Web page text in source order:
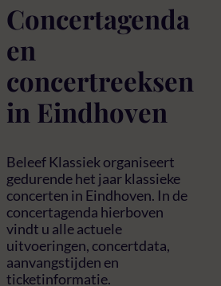
Concertagenda
en
concertreeksen
in Eindhoven
Beleef Klassiek organiseert
gedurende het jaar klassieke
concerten in Eindhoven. In de
concertagenda hierboven
vindt u alle actuele
uitvoeringen, concertdata,
aanvangstijden en
ticketinformatie.